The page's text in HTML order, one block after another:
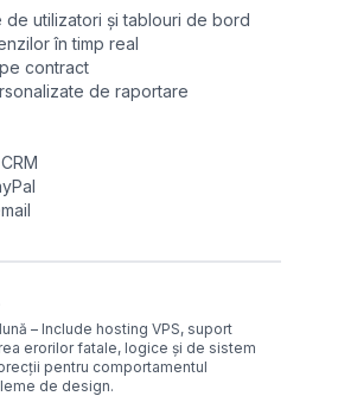
de utilizatori și tablouri de bord
în timp real
contract
de raportare
– Include hosting VPS, suport
erorilor fatale, logice și de sistem
pentru comportamentul
de design.